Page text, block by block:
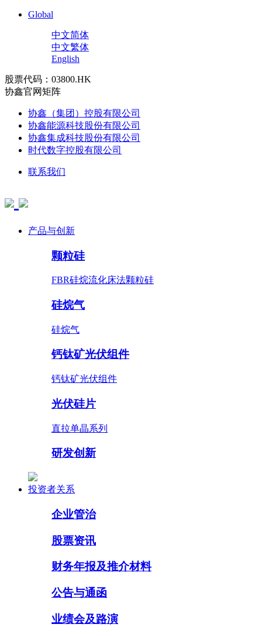
Global
中文简体
中文繁体
English
股票代码：03800.HK
协鑫官网矩阵
协鑫（集团）控股有限公司
协鑫能源科技股份有限公司
协鑫集成科技股份有限公司
时代数字控股有限公司
联系我们
产品与创新
颗粒硅
FBR硅烷流化床法颗粒硅
硅烷气
硅烷气
钙钛矿光伏组件
钙钛矿光伏组件
光伏硅片
直拉单晶系列
研发创新
投资者关系
企业管治
股票资讯
财务年报及推介材料
公告与通函
业绩会及路演